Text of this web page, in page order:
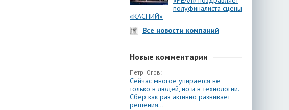
полуфиналиста сцены
«КАСПИЙ»
Все новости компаний
Новые комментарии
Петр Югов:
Сейчас многое упирается не
только в людей, но и в технологии.
Сбер как раз активно развивает
решения...